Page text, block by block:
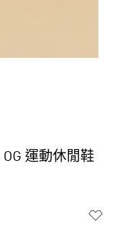
OG 運動休閒鞋